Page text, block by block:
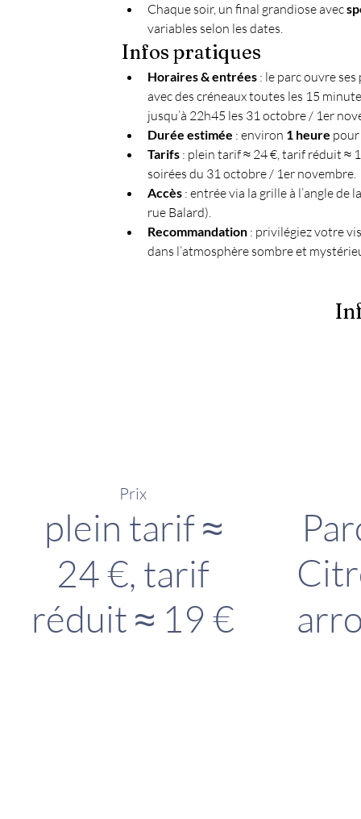
Chaque soir, un final grandiose avec
variables selon les dates.
Infos pratiques
Horaires & entrées : le parc ouvre
avec des créneaux toutes les 15
jusqu’à 22h45 les 31 octobre / 1er
Durée estimée : environ 1 heure pour
Tarifs : plein tarif ≈ 24 €, tarif réduit ≈
soirées du 31 octobre / 1er novembre.
Accès : entrée via la grille à l’angle
rue Balard).
Recommandation : privilégiez votre
dans l’atmosphère sombre et
plein tarif ≈
24 €, tarif
réduit ≈ 19 €
Prix